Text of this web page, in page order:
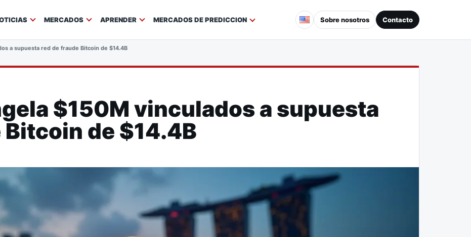
MERCADOS APRENDER MERCADOS DE PREDICCION Sobre nosotros Contacto
a supuesta red de fraude Bitcoin de $14.4B
$150M vinculados a supuesta
de $14.4B